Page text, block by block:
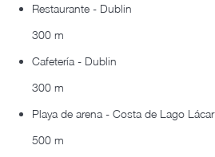
Restaurante - Dublin
300 m
Cafetería - Dublin
300 m
Playa de arena - Costa de Lago Lácar
500 m